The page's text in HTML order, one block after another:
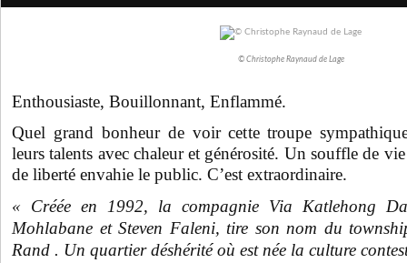
© Christophe Raynaud de Lage
Enthousiaste, Bouillonnant, Enflammé.
Quel grand bonheur de voir cette troupe
leurs talents avec chaleur et générosité. Un souffle de
de liberté envahie le public. C’est extraordinaire.
« Créée en 1992, la compagnie Via Katlehong
Mohlabane et Steven Faleni, tire son nom du
Rand . Un quartier déshérité où est née la culture